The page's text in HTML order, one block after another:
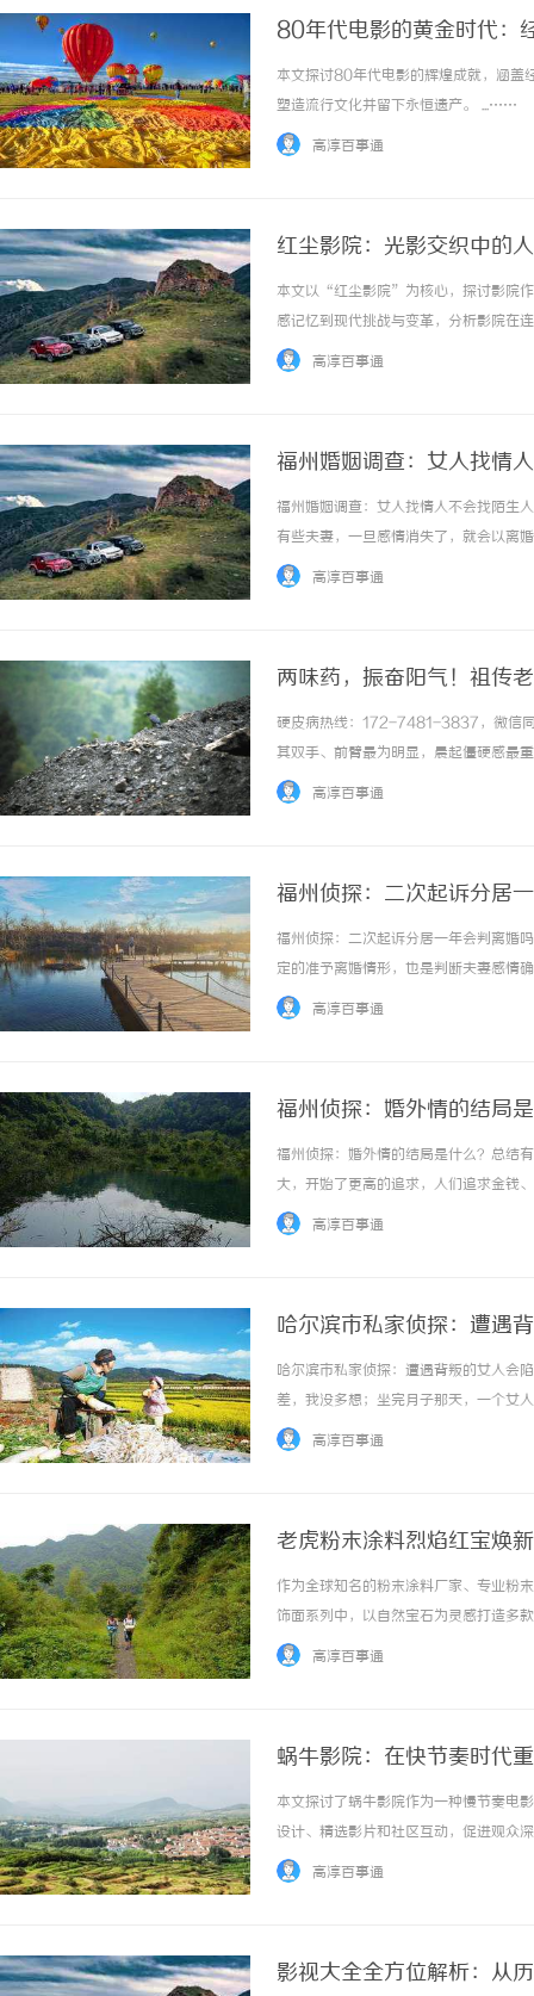
80年代电影的黄金时代：
本文探讨80年代电影的辉煌成就，涵盖
塑造流行文化并留下永恒遗产。 ...……
高淳百事通
红尘影院：光影交织中的
本文以“红尘影院”为核心，探讨影院
感记忆到现代挑战与变革，分析影院在
……
高淳百事通
福州婚姻调查：女人找情
福州婚姻调查：女人找情人不会找陌生
有些夫妻，一旦感情消失了，就会以离
过另一种方式，来满足自己在婚姻中缺
高淳百事通
两味药，振奋阳气！祖传
硬皮病热线：172-7481-3837，微信同
其双手、前臂最为明显，晨起僵硬感最
复。白天活动一段时间后，僵硬会稍微
高淳百事通
福州侦探：二次起诉分居
福州侦探：二次起诉分居一年会判离婚
定的准予离婚情形，也是判断夫妻感情
情形都能直接判离。根据《民法典》第
高淳百事通
福州侦探：婚外情的结局
福州侦探：婚外情的结局是什么？总结
大，开始了更高的追求，人们追求金钱
拥有一个，一个配偶能满足男女所有的
高淳百事通
哈尔滨市私家侦探：遭遇
哈尔滨市私家侦探：遭遇背叛的女人会
差，我没多想；坐完月子那天，一个女
子，离婚的念头刚冒出来就被压下去，
高淳百事通
老虎粉末涂料烈焰红宝焕
作为全球知名的粉末涂料厂家、专业粉
饰面系列中，以自然宝石为灵感打造多
高淳百事通
蜗牛影院：在快节奏时代
本文探讨了蜗牛影院作为一种慢节奏电
设计、精选影片和社区互动，促进观众
响，以及它在推动文化多样性和反思消
高淳百事通
影视大全全方位解析：从
商标购买：即买即用，规避侵权风险 武汉配眼镜 上海配